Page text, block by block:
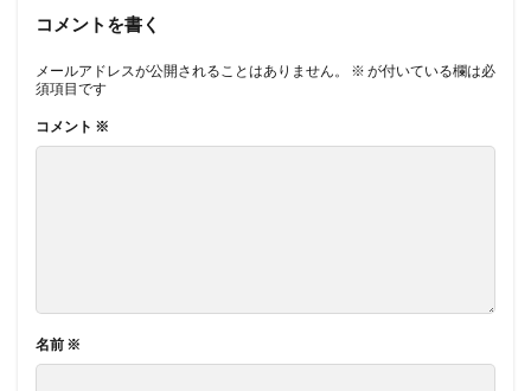
コメントを書く
メールアドレスが公開されることはありません。 ※ が付いている欄は必
須項目です
コメント ※
名前 ※